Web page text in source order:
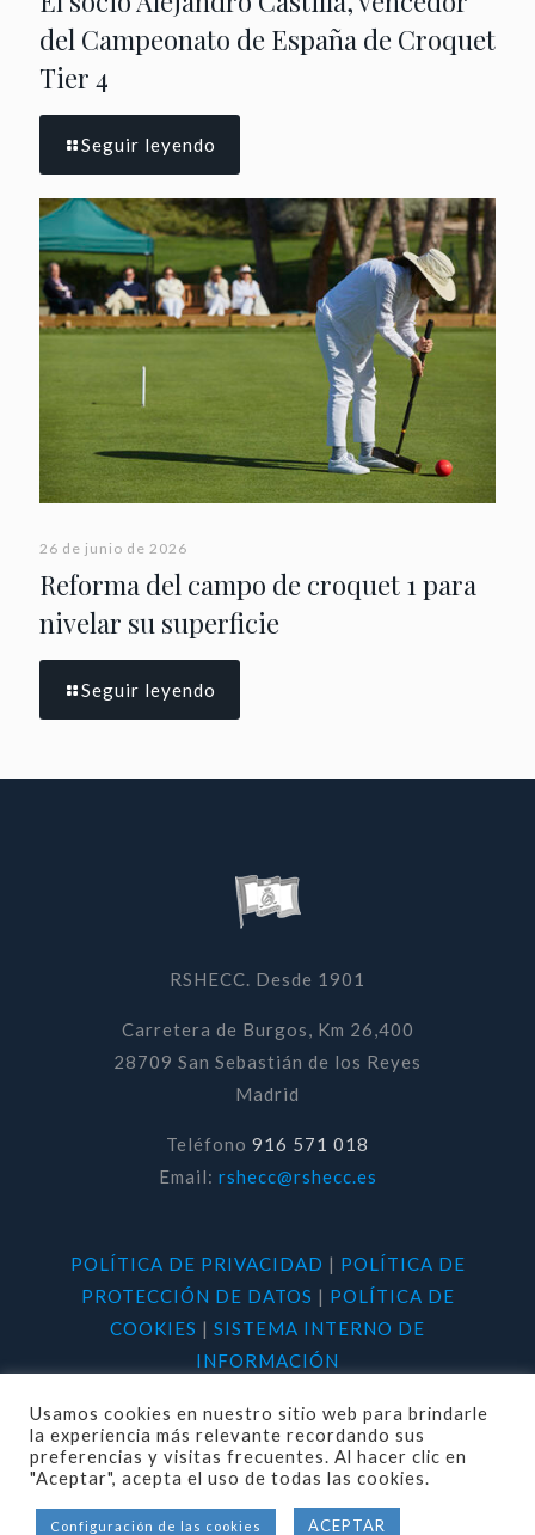
del Campeonato de España de Croquet
Tier 4
Seguir leyendo
26 de junio de 2026
Reforma del campo de croquet 1 para
nivelar su superficie
Seguir leyendo
RSHECC. Desde 1901
Carretera de Burgos, Km 26,400
28709 San Sebastián de los Reyes
Madrid
Teléfono 916 571 018
Email: rshecc@rshecc.es
POLÍTICA DE PRIVACIDAD | POLÍTICA DE
PROTECCIÓN DE DATOS | POLÍTICA DE
COOKIES | SISTEMA INTERNO DE
INFORMACIÓN
© 2020 RSHECC. Todos los derechos
Usamos cookies en nuestro sitio web para brindarle
la experiencia más relevante recordando sus
preferencias y visitas frecuentes. Al hacer clic en
"Aceptar", acepta el uso de todas las cookies.
Configuración de las cookies ACEPTAR